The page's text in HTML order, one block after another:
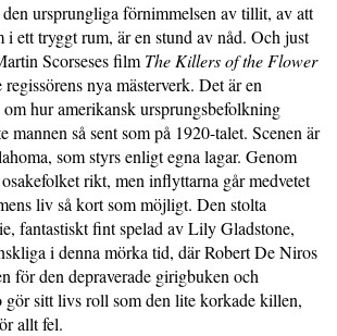
ursprungliga förnimmelsen av tillit, av att
i ett tryggt rum, är en stund av nåd. Och just
Scorseses film The Killers of the Flower
nya mästerverk. Det är en
om hur amerikansk ursprungsbefolkning
mannen så sent som på 1920-talet. Scenen är
som styrs enligt egna lagar. Genom
rikt, men inflyttarna går medvetet
liv så kort som möjligt. Den stolta
fantastiskt fint spelad av Lily Gladstone,
i denna mörka tid, där Robert De Niros
för den depraverade girigbuken och
sitt livs roll som den lite korkade killen,
allt fel.